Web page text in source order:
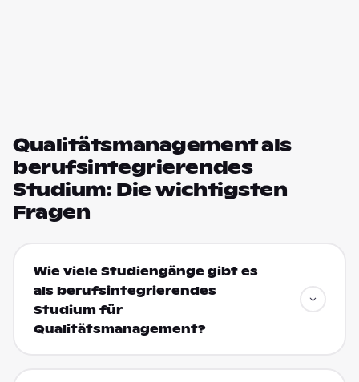
Qualitätsmanagement als
berufsintegrierendes
Studium: Die wichtigsten
Fragen
Wie viele Studiengänge gibt es
als berufsintegrierendes
Studium für
Qualitätsmanagement?